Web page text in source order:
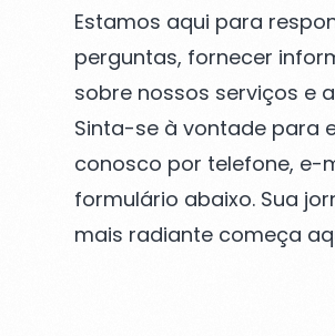
Estamos aqui para
perguntas, fornecer
sobre nossos serviços e
Sinta-se à vontade para
conosco por telefone, e-
formulário abaixo. Sua
mais radiante começa